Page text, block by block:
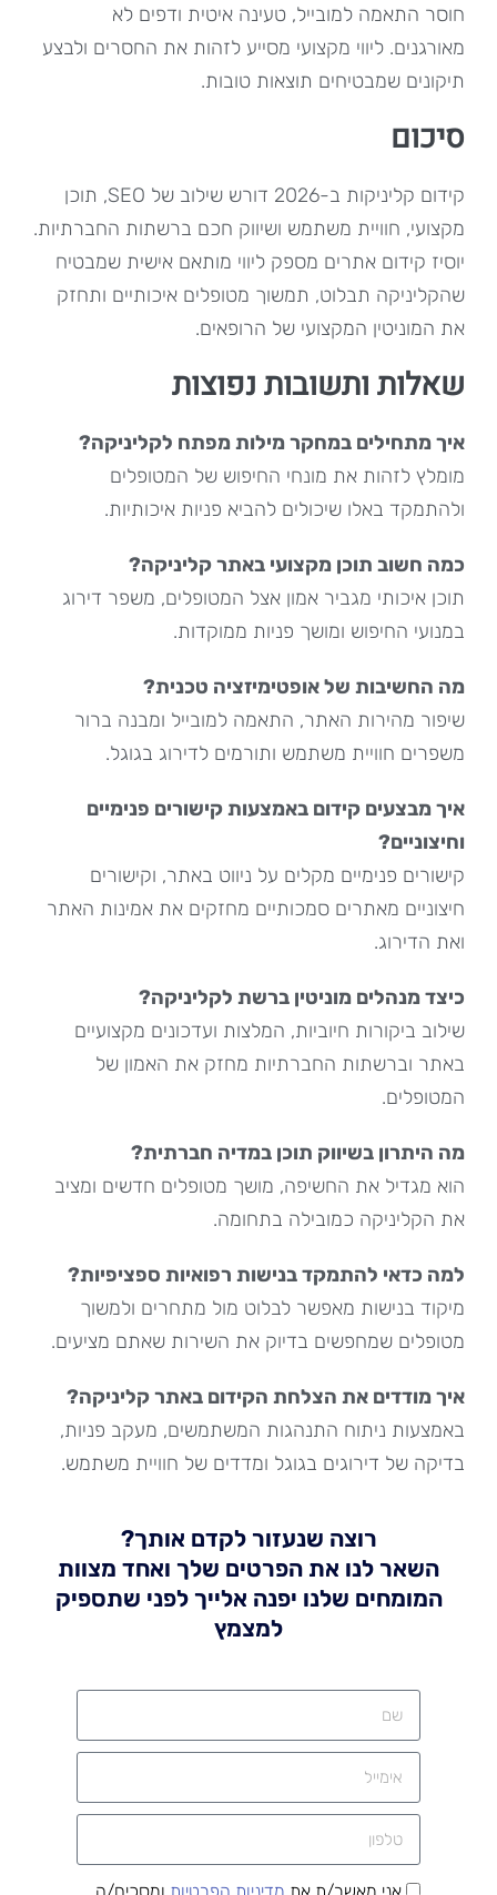
חוסר התאמה למובייל, טעינה איטית ודפים לא
מאורגנים. ליווי מקצועי מסייע לזהות את החסרים ולבצע
תיקונים שמבטיחים תוצאות טובות.
סיכום
קידום קליניקות ב-2026 דורש שילוב של SEO, תוכן
מקצועי, חוויית משתמש ושיווק חכם ברשתות החברתיות.
יוסיז קידום אתרים מספק ליווי מותאם אישית שמבטיח
שהקליניקה תבלוט, תמשוך מטופלים איכותיים ותחזק
את המוניטין המקצועי של הרופאים.
שאלות ותשובות נפוצות
איך מתחילים במחקר מילות מפתח לקליניקה?
מומלץ לזהות את מונחי החיפוש של המטופלים
ולהתמקד באלו שיכולים להביא פניות איכותיות.
כמה חשוב תוכן מקצועי באתר קליניקה?
תוכן איכותי מגביר אמון אצל המטופלים, משפר דירוג
במנועי החיפוש ומושך פניות ממוקדות.
מה החשיבות של אופטימיזציה טכנית?
שיפור מהירות האתר, התאמה למובייל ומבנה ברור
משפרים חוויית משתמש ותורמים לדירוג בגוגל.
איך מבצעים קידום באמצעות קישורים פנימיים
וחיצוניים?
קישורים פנימיים מקלים על ניווט באתר, וקישורים
חיצוניים מאתרים סמכותיים מחזקים את אמינות האתר
ואת הדירוג.
כיצד מנהלים מוניטין ברשת לקליניקה?
שילוב ביקורות חיוביות, המלצות ועדכונים מקצועיים
באתר וברשתות החברתיות מחזק את האמון של
המטופלים.
מה היתרון בשיווק תוכן במדיה חברתית?
הוא מגדיל את החשיפה, מושך מטופלים חדשים ומציב
את הקליניקה כמובילה בתחומה.
למה כדאי להתמקד בנישות רפואיות ספציפיות?
מיקוד בנישות מאפשר לבלוט מול מתחרים ולמשוך
מטופלים שמחפשים בדיוק את השירות שאתם מציעים.
איך מודדים את הצלחת הקידום באתר קליניקה?
באמצעות ניתוח התנהגות המשתמשים, מעקב פניות,
בדיקה של דירוגים בגוגל ומדדים של חוויית משתמש.
רוצה שנעזור לקדם אותך?
השאר לנו את הפרטים שלך ואחד מצוות
המומחים שלנו יפנה אלייך לפני שתספיק
למצמץ